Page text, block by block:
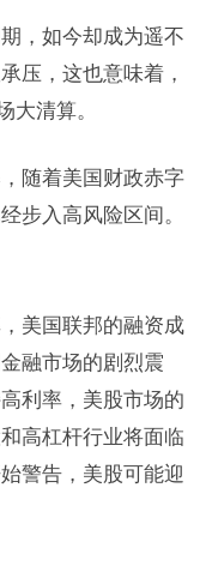
，如今却成为遥不
压，这也意味着，
大清算。
随着美国财政赤字
步入高风险区间。
美国联邦的融资成
融市场的剧烈震
利率，美股市场的
高杠杆行业将面临
警告，美股可能迎